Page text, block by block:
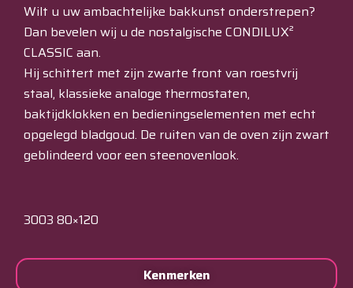
Kenmerken
Wilt u uw ambachtelijke bakkunst onderstrepen?
Dan bevelen wij u de nostalgische CONDILUX²
CLASSIC aan.
Hij schittert met zijn zwarte front van roestvrij
staal, klassieke analoge thermostaten,
baktijdklokken en bedieningselementen met echt
opgelegd bladgoud. De ruiten van de oven zijn zwart
geblindeerd voor een steenovenlook.
3003 80×120